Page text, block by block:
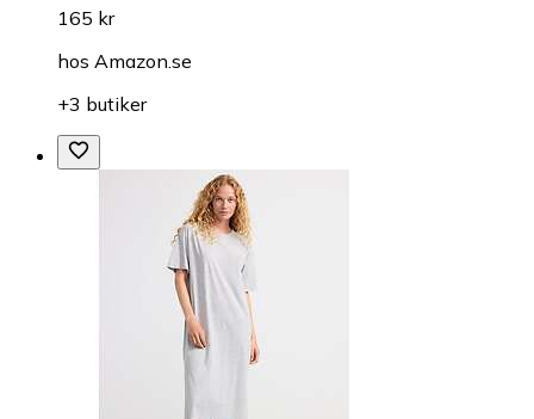
165 kr
hos Amazon.se
+3 butiker